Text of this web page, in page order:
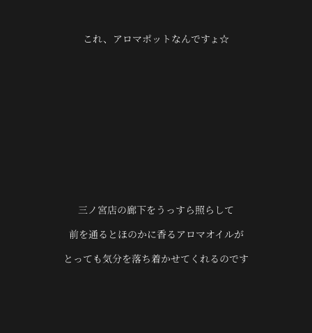
これ、アロマポットなんですょ☆
三ノ宮店の廊下をうっすら照らして
前を通るとほのかに香るアロマオイルが
とっても気分を落ち着かせてくれるのです